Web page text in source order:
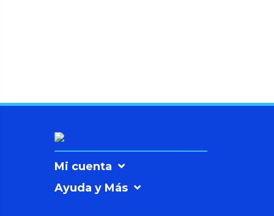
Mi cuenta
Ayuda y Más